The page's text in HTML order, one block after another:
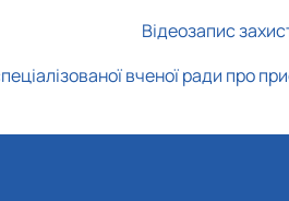
Відеозапис
вченої ради про